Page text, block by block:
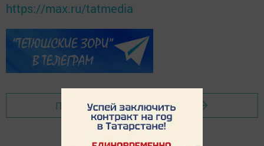
https://max.ru/tatmedia
Перейти на страницу новости